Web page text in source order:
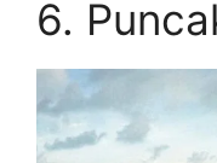
6.